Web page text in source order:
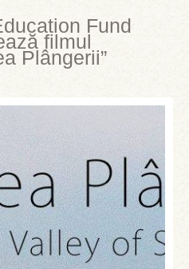
Fund
filmul
Plângerii”